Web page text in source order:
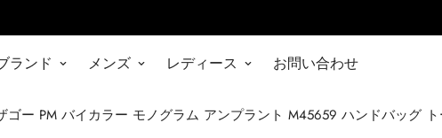
ランド メンズ レディース お問い合わせ
ゴー PM バイカラー モノグラム アンプラント M45659 ハンドバッグ